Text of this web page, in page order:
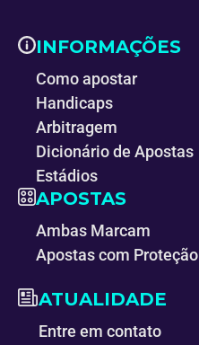
INFORMAÇÕES
Como apostar
Handicaps
Arbitragem
Dicionário de Apostas
Estádios
APOSTAS
Ambas Marcam
Apostas com Proteção
ATUALIDADE
Entre em contato